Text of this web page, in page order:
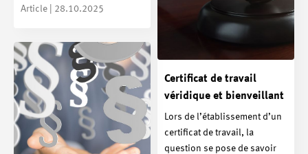
Article | 28.10.2025
Certificat de travail
véridique et bienveillant
Lors de l’établissement d’un
certificat de travail, la
question se pose de savoir